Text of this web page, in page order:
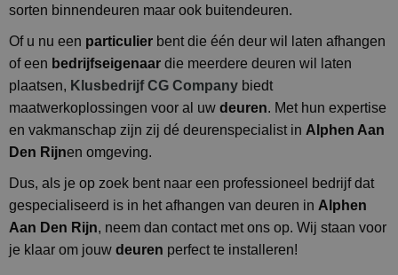
sorten binnendeuren maar ook buitendeuren.
Of u nu een particulier bent die één deur wil laten afhangen
of een bedrijfseigenaar die meerdere deuren wil laten
plaatsen, Klusbedrijf CG Company biedt
maatwerkoplossingen voor al uw deuren. Met hun expertise
en vakmanschap zijn zij dé deurenspecialist in Alphen Aan
Den Rijnen omgeving.
Dus, als je op zoek bent naar een professioneel bedrijf dat
gespecialiseerd is in het afhangen van deuren in Alphen
Aan Den Rijn, neem dan contact met ons op. Wij staan voor
je klaar om jouw deuren perfect te installeren!